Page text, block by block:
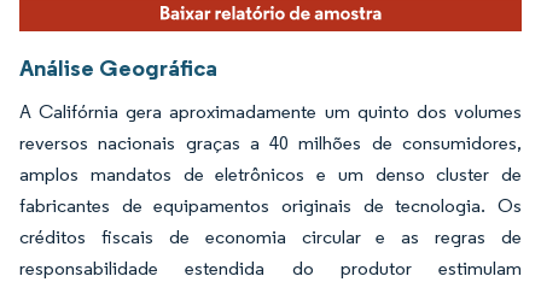
Análise Geográfica
A Califórnia gera aproximadamente um quinto dos volumes
reversos nacionais graças a 40 milhões de consumidores,
amplos mandatos de eletrônicos e um denso cluster de
fabricantes de equipamentos originais de tecnologia. Os
créditos fiscais de economia circular e as regras de
responsabilidade estendida do produtor estimulam